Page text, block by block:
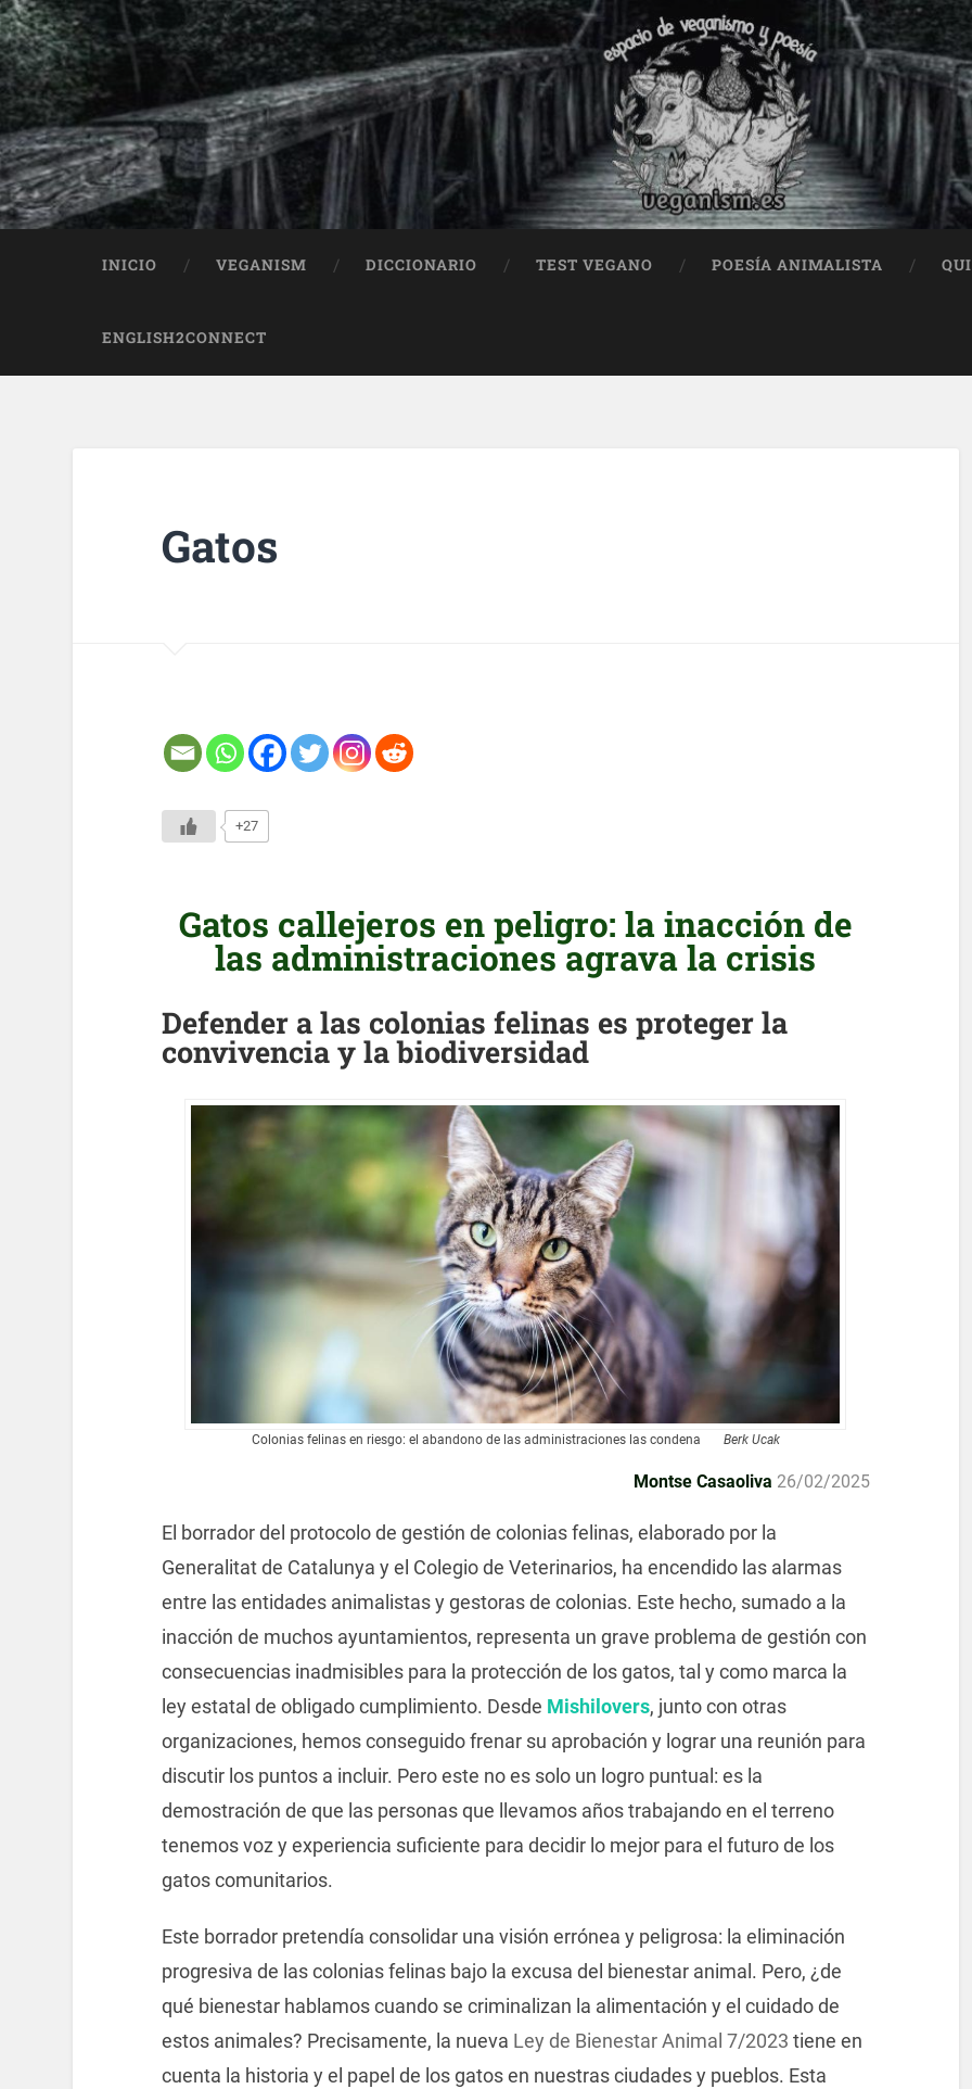
INICIO VEGANISM DICCIONARIO TEST VEGANO POESÍA ANIMALISTA
ENGLISH2CONNECT
Gatos
+27
Gatos callejeros en peligro: la inacción de
las administraciones agrava la crisis
Defender a las colonias felinas es proteger la
convivencia y la biodiversidad
Colonias felinas en riesgo: el abandono de las administraciones las condena Berk Ucak
Montse Casaoliva 26/02/2025
El borrador del protocolo de gestión de colonias felinas, elaborado por la
Generalitat de Catalunya y el Colegio de Veterinarios, ha encendido las alarmas
entre las entidades animalistas y gestoras de colonias. Este hecho, sumado a la
inacción de muchos ayuntamientos, representa un grave problema de gestión con
consecuencias inadmisibles para la protección de los gatos, tal y como marca la
ley estatal de obligado cumplimiento. Desde Mishilovers, junto con otras
organizaciones, hemos conseguido frenar su aprobación y lograr una reunión para
discutir los puntos a incluir. Pero este no es solo un logro puntual: es la
demostración de que las personas que llevamos años trabajando en el terreno
tenemos voz y experiencia suficiente para decidir lo mejor para el futuro de los
gatos comunitarios.
Este borrador pretendía consolidar una visión errónea y peligrosa: la eliminación
progresiva de las colonias felinas bajo la excusa del bienestar animal. Pero, ¿de
qué bienestar hablamos cuando se criminalizan la alimentación y el cuidado de
estos animales? Precisamente, la nueva Ley de Bienestar Animal 7/2023 tiene en
cuenta la historia y el papel de los gatos en nuestras ciudades y pueblos. Esta